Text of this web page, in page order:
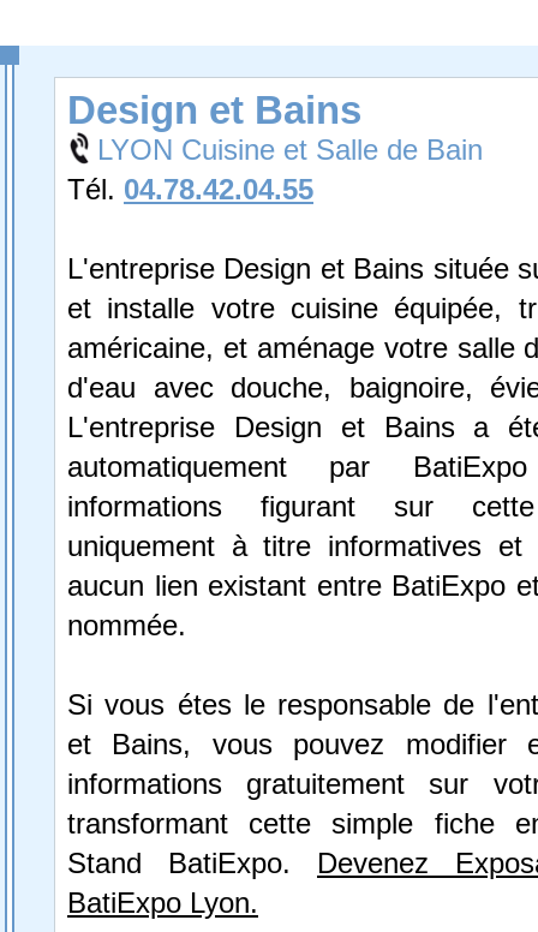
Design et Bains
LYON Cuisine et Salle de Bain
Tél. 04.78.42.04.55
L'entreprise Design et Bains située
et installe votre cuisine équipée,
américaine, et aménage votre salle
d'eau avec douche, baignoire,
L'entreprise Design et Bains a
automatiquement par
informations figurant sur
uniquement à titre informatives et
aucun lien existant entre BatiExpo
nommée.
Si vous étes le responsable de
et Bains, vous pouvez modifier
informations gratuitement sur
transformant cette simple fiche
Stand BatiExpo. Devenez
BatiExpo Lyon.